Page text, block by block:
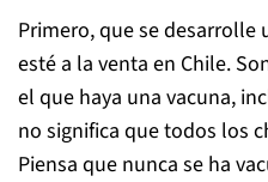
Primero, que se desarrolle
esté a la venta en Chile.
el que haya una vacuna,
no significa que todos los
Piensa que nunca se ha